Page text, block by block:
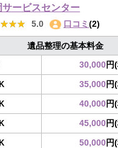
サービスセンター
5.0 口コミ (2)
遺品整理の基本料金
30,000円
35,000円
40,000円
45,000円
50,000円